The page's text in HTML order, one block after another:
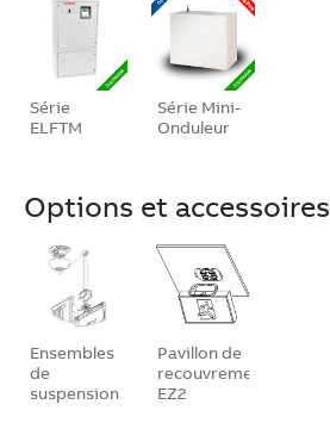
Série
ELFTM
Série Mini-
Onduleur
Options et accessoires
Ensembles
de
suspension
Pavillon de
recouvrement
EZ2